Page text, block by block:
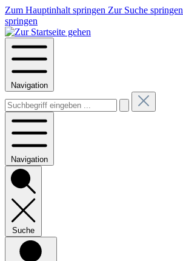
Zum Hauptinhalt springen Zur Suche springen
springen
Navigation
Navigation
Suche